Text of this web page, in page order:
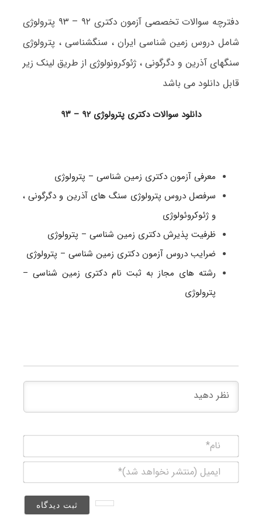
دفترچه سوالات تخصصی آزمون دکتری ۹۲ – ۹۳ پترولوژی
شامل دروس زمین شناسی ایران ، سنگشناسی ، پترولوژی
سنگهای آذرین و دگرگونی ، ژئوکرونولوژی از طریق لینک زیر
قابل دانلود می باشد
دانلود سوالات دکتری پترولوژی ۹۲ – ۹۳
معرفی آزمون دکتری زمین شناسی – پترولوژی
سرفصل دروس پترولوژی سنگ های آذرین و دگرگونی ،
و ژئوکروئولوژی
ظرفیت پذیرش دکتری زمین شناسی – پترولوژی
ضرایب دروس آزمون دکتری زمین شناسی – پترولوژی
رشته های مجاز به ثبت نام دکتری زمین شناسی –
پترولوژی
(منتشر